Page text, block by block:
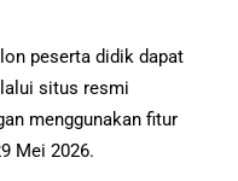
peserta didik dapat
situs resmi
menggunakan fitur
Mei 2026.